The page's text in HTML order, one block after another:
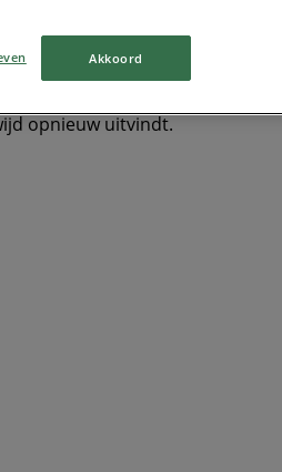
smart tv Zwemkleding
opnieuw uitvindt.
Akkoord